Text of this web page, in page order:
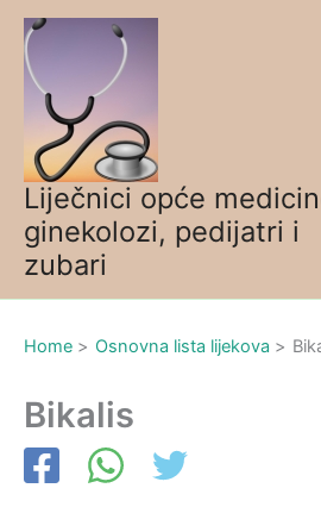
Skip
content
Liječnici opće
ginekolozi, pedijatri i
zubari
Home Osnovna lista lijekova
Bikalis